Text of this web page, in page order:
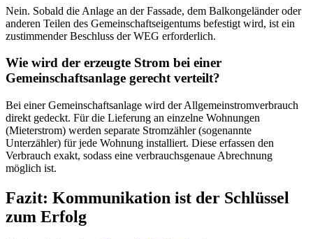
Nein. Sobald die Anlage an der Fassade, dem Balkongeländer oder
anderen Teilen des Gemeinschaftseigentums befestigt wird, ist ein
zustimmender Beschluss der WEG erforderlich.
Wie wird der erzeugte Strom bei einer
Gemeinschaftsanlage gerecht verteilt?
Bei einer Gemeinschaftsanlage wird der Allgemeinstromverbrauch
direkt gedeckt. Für die Lieferung an einzelne Wohnungen
(Mieterstrom) werden separate Stromzähler (sogenannte
Unterzähler) für jede Wohnung installiert. Diese erfassen den
Verbrauch exakt, sodass eine verbrauchsgenaue Abrechnung
möglich ist.
Fazit: Kommunikation ist der Schlüssel
zum Erfolg